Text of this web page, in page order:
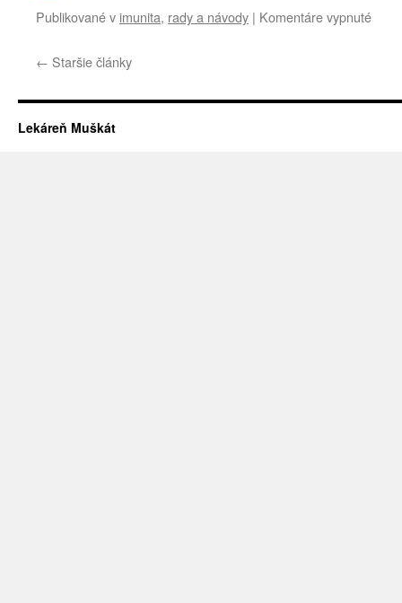
Publikované v imunita, rady a návody | Komentáre vypnuténa
← Staršie články
Lekáreň Muškát